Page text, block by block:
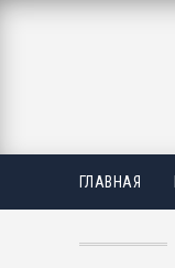
ГЛАВНАЯ